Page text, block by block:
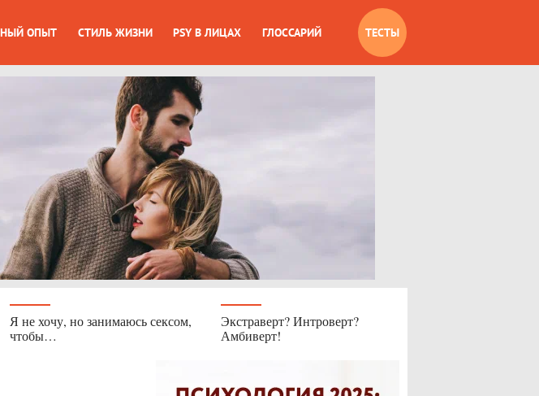
ОПЫТ СТИЛЬ ЖИЗНИ PSY В ЛИЦАХ ГЛОССАРИЙ ТЕСТЫ
Я не хочу, но занимаюсь сексом,
чтобы…
Экстраверт? Интроверт?
Амбиверт!